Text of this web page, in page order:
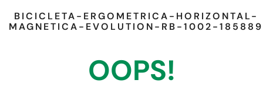
BICICLETA-ERGOMETRICA-HORIZONTAL-
MAGNETICA-EVOLUTION-RB-1002-185889
OOPS!
3 º sofa
máquina lavar roupas